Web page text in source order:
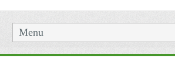
Menu